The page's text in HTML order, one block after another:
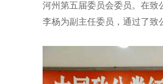
河州第五届委员会委员。在致
李杨为副主任委员，通过了致